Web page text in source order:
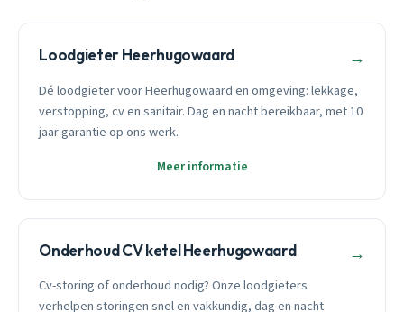
Loodgieter Heerhugowaard →
Dé loodgieter voor Heerhugowaard en omgeving: lekkage,
verstopping, cv en sanitair. Dag en nacht bereikbaar, met 10
jaar garantie op ons werk.
Meer informatie
Onderhoud CV ketel Heerhugowaard →
Cv-storing of onderhoud nodig? Onze loodgieters
verhelpen storingen snel en vakkundig, dag en nacht